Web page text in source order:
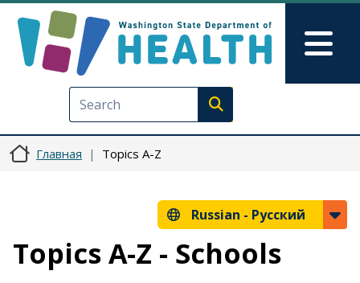
Execute search
Главная Topics A-Z
Russian - Русский
Topics A-Z - Schools